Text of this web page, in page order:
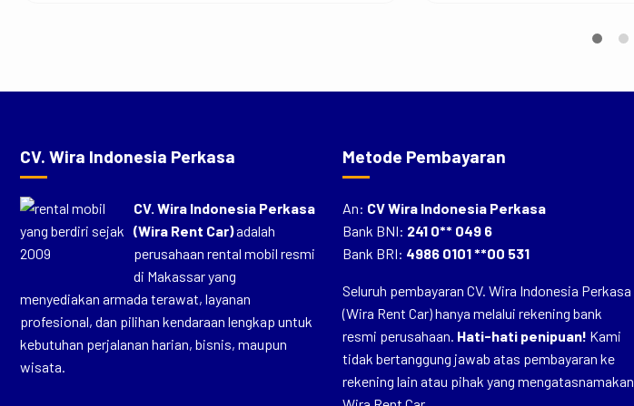
CV. Wira Indonesia Perkasa
CV. Wira Indonesia Perkasa
(Wira Rent Car)adalah
perusahaan rental mobil resmi
di Makassar yang
menyediakan armada terawat, layanan
profesional, dan pilihan kendaraan lengkap untuk
kebutuhan perjalanan harian, bisnis, maupun
wisata.
Metode Pembayaran
An: CV Wira Indonesia Perkasa
Bank BNI: 241 0** 049 6
Bank BRI: 4986 0101 **00 531
Seluruh pembayaran CV. Wira Indonesia Perkasa
(Wira Rent Car) hanya melalui rekening bank
resmi perusahaan. Hati-hati penipuan! Kami
tidak bertanggung jawab atas pembayaran ke
rekening lain atau pihak yang mengatasnamakan